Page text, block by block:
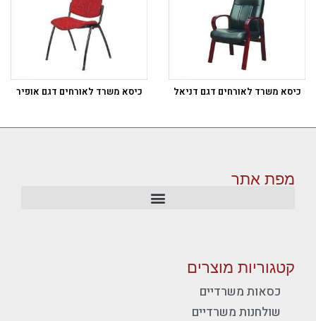
כיסא משרד לאורחים דגם דניאל כיסא משרד לאורחים דגם אופיר
מפת אתר
קטגוריות מוצרים
כסאות משרדיים
שולחנות משרדיים